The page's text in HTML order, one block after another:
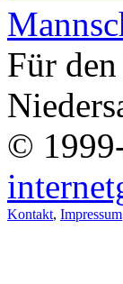
Für
©
Kontakt, Impressum